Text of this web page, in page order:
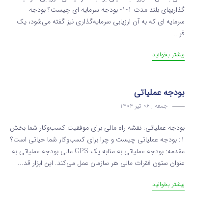
گذاریهای بلند مدت 1-1- بودجه سرمایه ای چیست؟ بودجه
سرمایه ای که به آن ارزیابی سرمایه‌گذاری نیز گفته می‌شود، یک
فر...
بیشتر بخوانید
بودجه عملیاتی
جمعه , 06 تیر 1404
بودجه عملیاتی: نقشه راه مالی برای موفقیت کسب‌وکار شما بخش
۱: بودجه عملیاتی چیست و چرا برای کسب‌وکار شما حیاتی است؟
مقدمه: بودجه عملیاتی به مثابه یک GPS مالی بودجه عملیاتی به
عنوان ستون فقرات مالی هر سازمان عمل می‌کند. این ابزار قد...
بیشتر بخوانید